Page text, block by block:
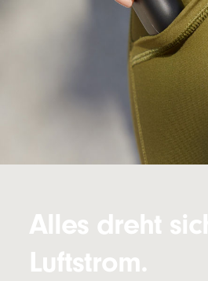
Alles dreht
Luftstrom.